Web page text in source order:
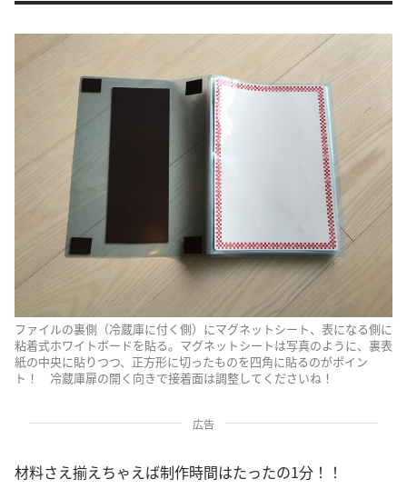
ファイルの裏側（冷蔵庫に付く側）にマグネットシート、表になる側に
粘着式ホワイトボードを貼る。マグネットシートは写真のように、裏表
紙の中央に貼りつつ、正方形に切ったものを四角に貼るのがポイン
ト！ 冷蔵庫扉の開く向きで接着面は調整してくださいね！
広告
材料さえ揃えちゃえば制作時間はたったの1分！！